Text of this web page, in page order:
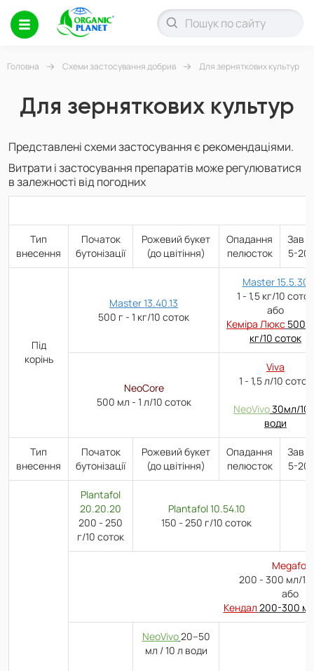
Головна Схеми застосування добрив Для зерняткових культур
Для зерняткових культур
Представлені схеми застосування є рекомендаціями.
Витрати і застосування препаратів може регулюватися
в залежності від погодних
Тип
внесення
Початок
бутонізації
Рожевий букет
(до цвітіння)
Опадання
пелюсток
5-
Під
корінь
Master 13.40.13
500 г - 1 кг/10 соток
Master 15.5.30
1 - 1,5 кг/10 соток
або
Кеміра Люкс 500 г
кг/10 соток
NeoCore
500 мл - 1 л/10 соток
Viva
1 - 1,5 л/10 соток
NeoVivo30мл/10
води
Тип
внесення
Початок
бутонізації
Рожевий букет
(до цвітіння)
Опадання
пелюсток
5-
Plantafol
20.20.20
200 - 250
г/10 соток
Plantafol 10.54.10
150 - 250 г/10 соток
Megafol
200 - 300 мл/10
або
Кендал 200-300
NeoVivo20–50
мл / 10 л води